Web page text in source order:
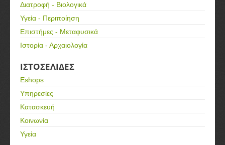
Διατροφή - Βιολογικά
Υγεία - Περιποίηση
Επιστήμες - Μεταφυσικά
Ιστορία - Αρχαιολογία
ΙΣΤΟΣΕΛΙΔΕΣ
Eshops
Υπηρεσίες
Κατασκευή
Κοινωνία
Υγεία